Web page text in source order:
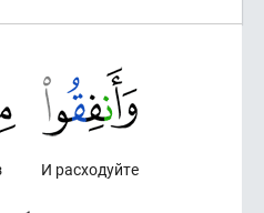
И расходуйте